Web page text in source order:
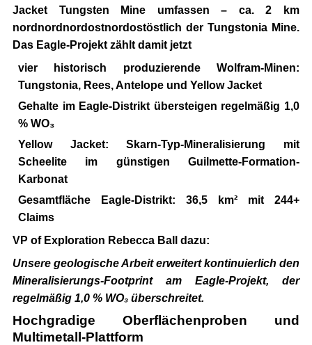
Jacket Tungsten Mine umfassen – ca. 2 km
nordnordnordostnordostöstlich der Tungstonia Mine.
Das Eagle-Projekt zählt damit jetzt
vier
historisch produzierende Wolfram-Minen:
Tungstonia, Rees, Antelope und Yellow Jacket
Gehalte im Eagle-Distrikt übersteigen regelmäßig 1,0
% WO₃
Yellow Jacket: Skarn-Typ-Mineralisierung mit
Scheelite im günstigen Guilmette-Formation-
Karbonat
Gesamtfläche Eagle-Distrikt: 36,5 km² mit 244+
Claims
VP of Exploration Rebecca Ball dazu:
Unsere geologische Arbeit erweitert kontinuierlich den
Mineralisierungs-Footprint am Eagle-Projekt, der
regelmäßig 1,0 % WO₃ überschreitet.
Hochgradige Oberflächenproben und
Multimetall-Plattform